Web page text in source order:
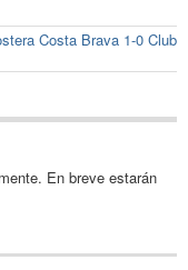
Costa Brava 1-0 Club
En breve estarán